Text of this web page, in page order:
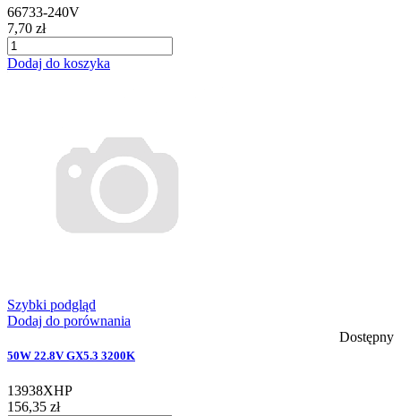
66733-240V
7,70 zł
Dodaj do koszyka
Szybki podgląd
Dodaj do porównania
Dostępny
50W 22.8V GX5.3 3200K
13938XHP
156,35 zł